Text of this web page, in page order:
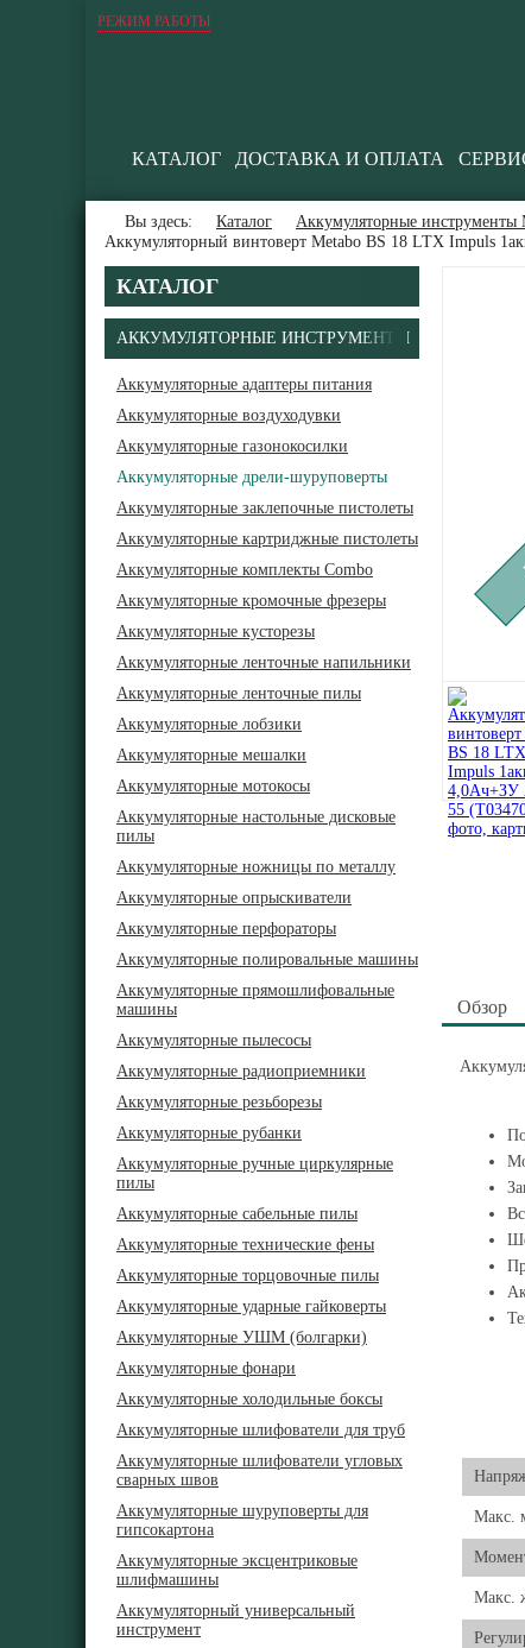
РЕЖИМ РАБОТЫ
КАТАЛОГ ДОСТАВКА И ОПЛАТА
Вы здесь: Каталог Аккумуляторные инструменты
Аккумуляторный винтоверт Metabo BS 18 LTX Impuls
КАТАЛОГ
АККУМУЛЯТОРНЫЕ ИНСТРУМЕНТЫ
Аккумуляторные адаптеры питания
Аккумуляторные воздуходувки
Аккумуляторные газонокосилки
Аккумуляторные дрели-шуруповерты
Аккумуляторные заклепочные пистолеты
Аккумуляторные картриджные пистолеты
Аккумуляторные комплекты Combo
Аккумуляторные кромочные фрезеры
Аккумуляторные кусторезы
Аккумуляторные ленточные напильники
Аккумуляторные ленточные пилы
Аккумуляторные лобзики
Аккумуляторные мешалки
Аккумуляторные мотокосы
Аккумуляторные настольные дисковые
пилы
Аккумуляторные ножницы по металлу
Аккумуляторные опрыскиватели
Аккумуляторные перфораторы
Аккумуляторные полировальные машины
Аккумуляторные прямошлифовальные
машины
Аккумуляторные пылесосы
Аккумуляторные радиоприемники
Аккумуляторные резьборезы
Аккумуляторные рубанки
Аккумуляторные ручные циркулярные
пилы
Аккумуляторные сабельные пилы
Аккумуляторные технические фены
Аккумуляторные торцовочные пилы
Аккумуляторные ударные гайковерты
Аккумуляторные УШМ (болгарки)
Аккумуляторные фонари
Аккумуляторные холодильные боксы
Аккумуляторные шлифователи для труб
Аккумуляторные шлифователи угловых
сварных швов
Аккумуляторные шуруповерты для
гипсокартона
Аккумуляторные эксцентриковые
шлифмашины
Аккумуляторный универсальный
инструмент
Обзор
Макс.
Макс.